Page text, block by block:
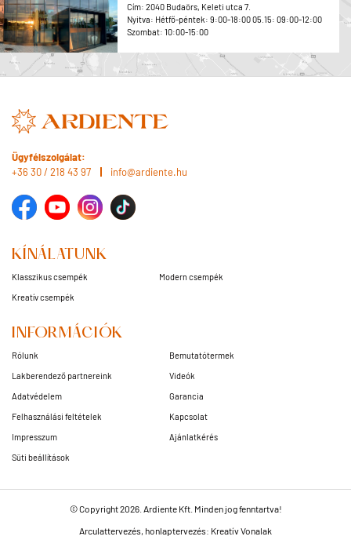
Cím: 2040 Budaörs, Keleti utca 7.
Nyitva: Hétfő-péntek: 9:00-18:00 05.15: 09:00-12:00
Szombat: 10:00-15:00
Ügyfélszolgálat:
+36 30 / 218 43 97
info@ardiente.hu
KÍNÁLATUNK
Klasszikus csempék
Modern csempék
Kreatív csempék
INFORMÁCIÓK
Rólunk
Bemutatótermek
Lakberendező partnereink
Videók
Adatvédelem
Garancia
Felhasználási feltételek
Kapcsolat
Impresszum
Ajánlatkérés
Süti beállítások
© Copyright 2026. Ardiente Kft. Minden jog fenntartva!
Arculattervezés, honlaptervezés: Kreatív Vonalak